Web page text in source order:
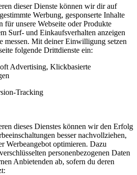
dieser Dienste können wir dir auf
Werbung, gesponserte Inhalte
für unsere Webseite oder Produkte
Surf- und Einkaufsverhalten anzeigen
messen. Mit deiner Einwilligung setzen
folgende Drittdienste ein:
Advertising, Klickbasierte
Tracking
dieses Dienstes können wir den Erfolg
besser nachvollziehen,
Werbeangebot optimieren. Dazu
personenbezogenen Daten
Anbietenden ab, sofern du deren